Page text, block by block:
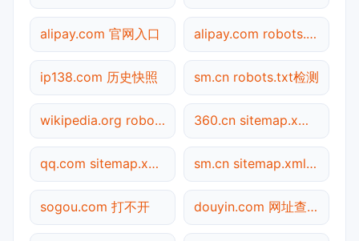
alipay.com 官网入口 alipay.com robots.txt检测
ip138.com 历史快照 sm.cn robots.txt检测
wikipedia.org robots.txt检测 360.cn sitemap.xml检测
qq.com sitemap.xml检测 sm.cn sitemap.xml检测
sogou.com 打不开 douyin.com 网址查询